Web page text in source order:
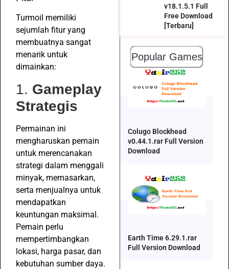
Turmoil memiliki
sejumlah fitur yang
membuatnya sangat
menarik untuk
dimainkan:
1. Gameplay
Strategis
Permainan ini
mengharuskan pemain
untuk merencanakan
strategi dalam menggali
minyak, memasarkan,
serta menjualnya untuk
mendapatkan
keuntungan maksimal.
Pemain perlu
mempertimbangkan
lokasi, harga pasar, dan
kebutuhan sumber daya.
v18.1.5.1 Full
Free Download
[Terbaru]
Popular Games
Colugo Blockhead
v0.44.1.rar Full Version
Download
Earth Time 6.29.1.rar
Full Version Download